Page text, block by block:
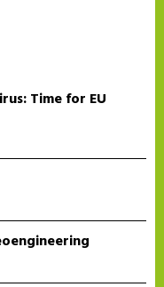
Time for EU